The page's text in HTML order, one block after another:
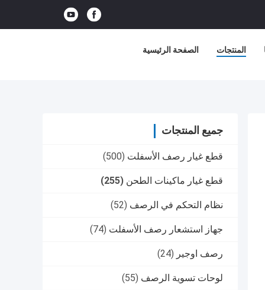
الصفحة الرئيسية المنتجات
جميع المنتجات
قطع غيار رصف الأسفلت (500)
قطع غيار ماكينات الطحن (255)
نظام التحكم في الرصف (52)
جهاز استشعار رصف الأسفلت (74)
رصف اوجير (24)
لوحات تسوية الرصف (55)